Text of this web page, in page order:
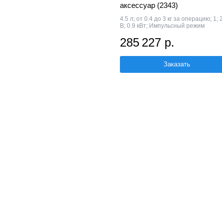
аксессуар (2343)
4.5 л; от 0.4 до 3 кг за операцию; 1;
В; 0.9 кВт; Импульсный режим
285 227 р.
Заказать